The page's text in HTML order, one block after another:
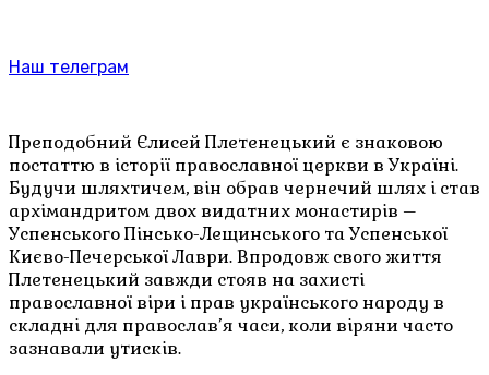
Наш телеграм
Преподобний Єлисей Плетенецький є знаковою
постаттю в історії православної церкви в Україні.
Будучи шляхтичем, він обрав чернечий шлях і став
архімандритом двох видатних монастирів –
Успенського Пінсько-Лещинського та Успенської
Києво-Печерської Лаври. Впродовж свого життя
Плетенецький завжди стояв на захисті
православної віри і прав українського народу в
складні для православ’я часи, коли віряни часто
зазнавали утисків.